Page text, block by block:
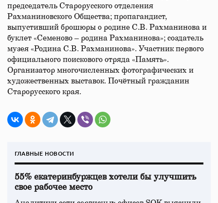
председатель Старорусского отделения
Рахманиновского Общества; пропагандист,
выпустивший брошюры о родине С.В. Рахманинова и
буклет «Семеново – родина Рахманинова»; создатель
музея «Родина С.В. Рахманинова». Участник первого
официального поискового отряда «Память».
Организатор многочисленных фотографических и
художественных выставок. Почётный гражданин
Старорусского края.
ГЛАВНЫЕ НОВОСТИ
55% екатеринбуржцев хотели бы улучшить
свое рабочее место